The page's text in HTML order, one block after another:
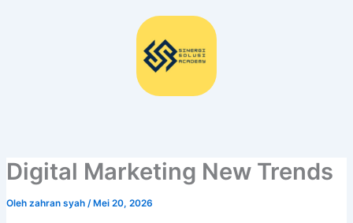
Digital Marketing New Trends
Oleh zahran syah / Mei 20, 2026